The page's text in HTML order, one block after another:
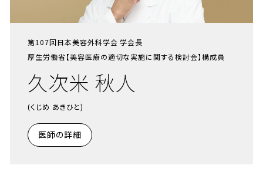
第107回日本美容外科学会 学会長
厚生労働省【美容医療の適切な実施に関する検討会】構成員
久次米 秋人
(くじめ あきひと)
医師の詳細